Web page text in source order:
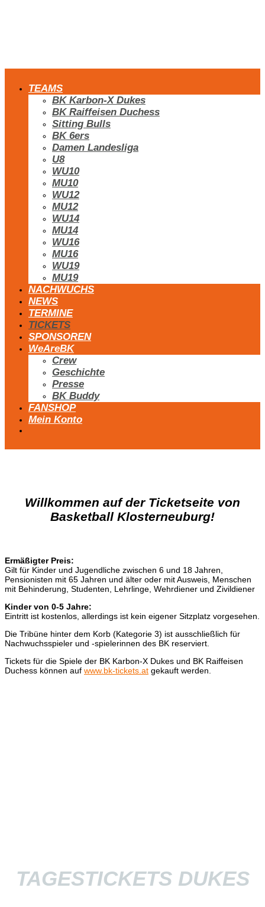
TEAMS
BK Karbon-X Dukes
BK Raiffeisen Duchess
Sitting Bulls
BK 6ers
Damen Landesliga
U8
WU10
MU10
WU12
MU12
WU14
MU14
WU16
MU16
WU19
MU19
NACHWUCHS
NEWS
TERMINE
TICKETS
SPONSOREN
WeAreBK
Crew
Geschichte
Presse
BK Buddy
FANSHOP
Mein Konto
Willkommen auf der Ticketseite von
Basketball Klosterneuburg!
Ermäßigter Preis:
Gilt für Kinder und Jugendliche zwischen 6 und 18 Jahren,
Pensionisten mit 65 Jahren und älter oder mit Ausweis, Menschen
mit Behinderung, Studenten, Lehrlinge, Wehrdiener und Zivildiener
Kinder von 0-5 Jahre:
Eintritt ist kostenlos, allerdings ist kein eigener Sitzplatz vorgesehen.
Die Tribüne hinter dem Korb (Kategorie 3) ist ausschließlich für
Nachwuchsspieler und -spielerinnen des BK reserviert.
Tickets für die Spiele der BK Karbon-X Dukes und BK Raiffeisen
Duchess können auf www.bk-tickets.at gekauft werden.
TAGESTICKETS DUKES